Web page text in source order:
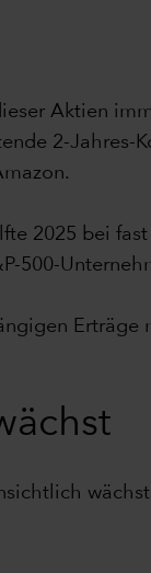
Aktien
2-Jahres-
2025 bei
Erträge